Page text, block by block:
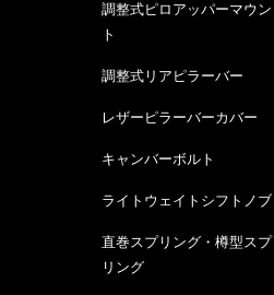
調整式ピロアッパーマウン
ト
調整式リアピラーバー
レザーピラーバーカバー
キャンバーボルト
ライトウェイトシフトノブ
直巻スプリング・樽型スプ
リング